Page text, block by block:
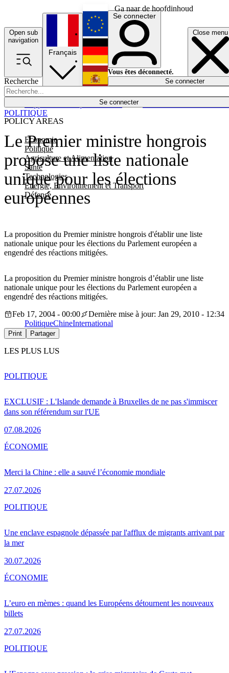
Ga naar de hoofdinhoud
Open sub
navigation
Close menu
Recherche
Se connecter
POLICY AREAS
Economie
Politique
Agriculture et Alimentation
Santé
Technologies
Energie, Environnement et Transport
Défense
Économie
Français
English
Deutsch
Español
Se connecter
Vous êtes déconnecté.
Se connecter
Le Premier ministre hongrois
propose une liste nationale
unique pour les élections
européennes
La proposition du Premier ministre hongrois d'établir une liste
nationale unique pour les élections du Parlement européen a
engendré des réactions mitigées.
POLITIQUE
La proposition du Premier ministre hongrois d’établir une liste
nationale unique pour les élections du Parlement européen a
engendré des réactions mitigées.
Feb 17, 2004 - 00:00
Dernière mise à jour: Jan 29, 2010 - 12:34
PolitiqueChineInternational
Print Partager
LES PLUS LUS
EXCLUSIF : L'Islande demande à Bruxelles de ne pas s'immiscer
dans son référendum sur l'UE
07.08.2026
POLITIQUE
Merci la Chine : elle a sauvé l’économie mondiale
27.07.2026
ÉCONOMIE
Une enclave espagnole dépassée par l'afflux de migrants arrivant par
la mer
30.07.2026
POLITIQUE
L’euro en mèmes : quand les Européens détournent les nouveaux
billets
27.07.2026
ÉCONOMIE
POLITIQUE